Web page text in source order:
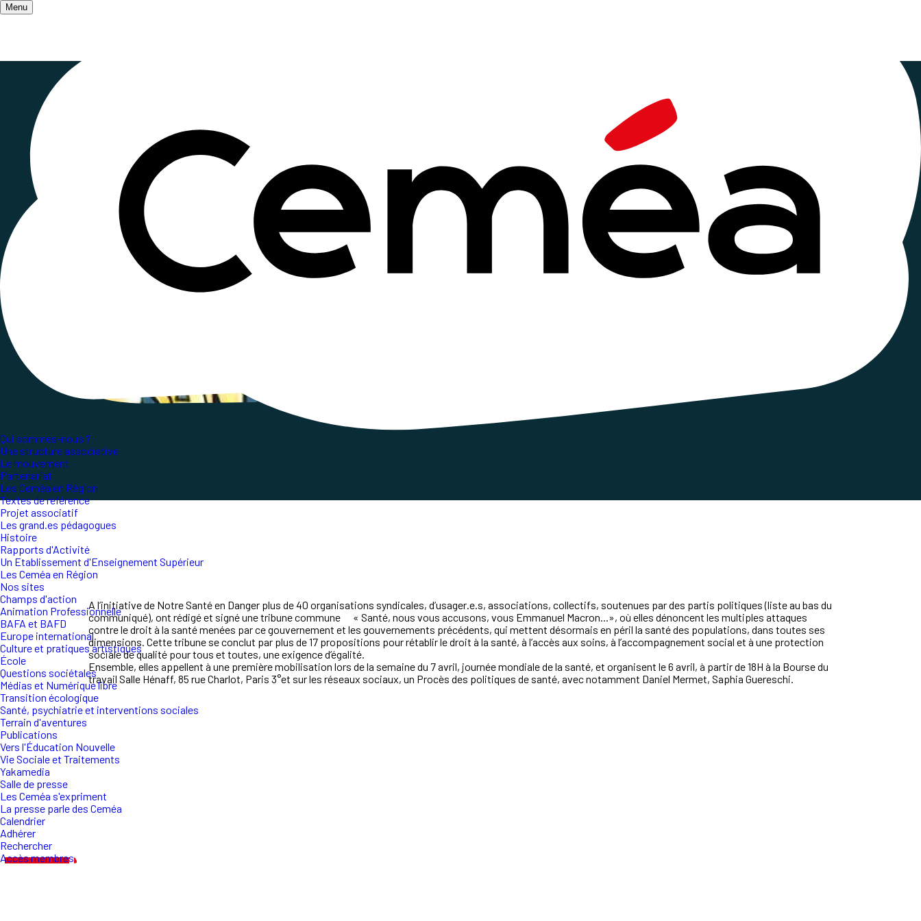
Menu
Qui sommes-nous ?
Une structure associative
Le mouvement
Partenariat
Les Ceméa en Région
Textes de référence
Projet associatif
Les grand.es pédagogues
Histoire
Rapports d'Activité
Un Etablissement d'Enseignement Supérieur
Les Ceméa en Région
Nos sites
Champs d'action
Animation Professionnelle
BAFA et BAFD
Europe international
Culture et pratiques artistiques
École
Questions sociétales
Médias et Numérique libre
Transition écologique
Santé, psychiatrie et interventions sociales
Terrain d'aventures
Publications
Vers l'Éducation Nouvelle
Vie Sociale et Traitements
Yakamedia
Salle de presse
Les Ceméa s'expriment
La presse parle des Ceméa
Calendrier
Adhérer
Rechercher
Accès membres
Salle de presse/ Les Ceméa expriment leurs idées et positionnements Tribune - Santé, nous vous accusons
Tribune - Santé, nous vous accusons
Publié le 5 avril 2023
27 octobre 2025 à 14h25
Lecture ~3 minutes
Prise de position du 3 avril 2023 du collectif
Notre santé en danger
dans le cadre de la Semaine de mobilisation du 7 avril et de la journée mondiale de la santé, et
du Procès des Politiques de Santé du 6 avril 2023. Le collectif interpelle le Président de la République qu'il accuse de mettre en péril le droit à la santé.
A l’initiative de Notre Santé en Danger plus de 40 organisations syndicales, d’usager .e. s, associations, collectifs, soutenues pardes partis politiques (liste au bas du
communiqué), ont rédigé et signé une tribune commune « Santé, nous vous accusons, vous Emmanuel Macron... », où elles dénoncent les multiples attaques
contre le droit à la santé menées par cegouvernement et les gouvernements précédents, qui mettent désormais en péril la santé des populations, dans toutes ses
dimensions. Cette tribune se conclut par plus de 17 propositions pour rétablir le droit à la santé, à l’accès aux soins, à l’accompagnement social et à une protection
sociale de qualité pour tous et toutes, une exigence d’égalité.
Ensemble, elles appellent à une première mobilisation lors de la semaine du 7 avril, journéemondiale de la santé, et organisent le 6 avril, à partir de 18H à la Bourse du
travail Salle Hénaff, 85 rue Charlot, Paris 3°et sur les réseaux sociaux, un Procès des politiques de santé, avec notamment Daniel Mermet, Saphia Guereschi.